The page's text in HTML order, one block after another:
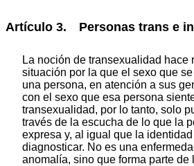
Artículo 3. Personas trans e
La noción de transexualidad hace
situación por la que el sexo que
una persona, en atención a sus
con el sexo que esa persona
transexualidad, por lo tanto, solo
través de la escucha de lo que la
expresa y, al igual que la
diagnosticar. No es una
anomalía, sino que forma parte de